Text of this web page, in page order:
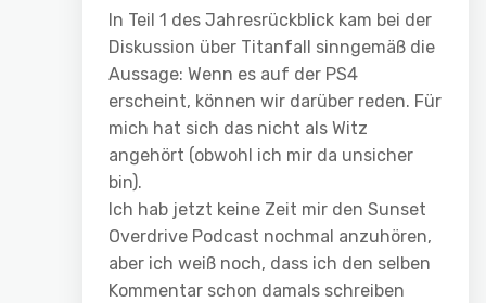
In Teil 1 des Jahresrückblick kam bei der
Diskussion über Titanfall sinngemäß die
Aussage: Wenn es auf der PS4
erscheint, können wir darüber reden. Für
mich hat sich das nicht als Witz
angehört (obwohl ich mir da unsicher
bin).
Ich hab jetzt keine Zeit mir den Sunset
Overdrive Podcast nochmal anzuhören,
aber ich weiß noch, dass ich den selben
Kommentar schon damals schreiben